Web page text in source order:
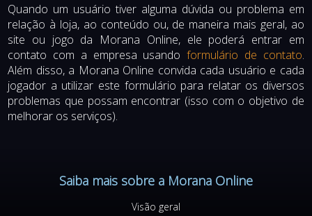
Quando um usuário tiver alguma dúvida ou problema em
relação à loja, ao conteúdo ou, de maneira mais geral, ao
site ou jogo da Morana Online, ele poderá entrar em
contato com a empresa usandoformulário de contato.
Além disso, a Morana Online convida cada usuário e cada
jogador a utilizar este formulário para relatar os diversos
problemas que possam encontrar (isso com o objetivo de
melhorar os serviços).
Saiba mais sobre a Morana Online
Visão geral